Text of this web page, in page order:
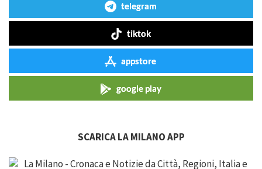
telegram
tiktok
appstore
google play
SCARICA LA MILANO APP